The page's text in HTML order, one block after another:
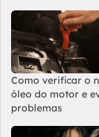
Como verificar o
óleo do motor e
problemas